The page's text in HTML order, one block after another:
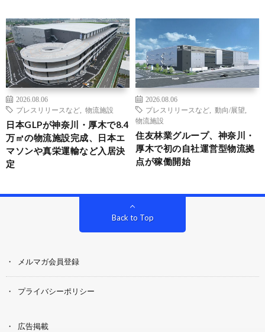
2026.08.06
プレスリリースなど
物流施設
日本GLPが神奈川・厚木で8.4
万㎡の物流施設完成、日本エ
マソンや真栄運輸など入居決
定
2026.08.06
プレスリリースなど
動向/展望
物流施設
住友林業グループ、神奈川・
厚木で初の自社運営型物流拠
点が稼働開始
Back to Top
メルマガ会員登録
プライバシーポリシー
広告掲載